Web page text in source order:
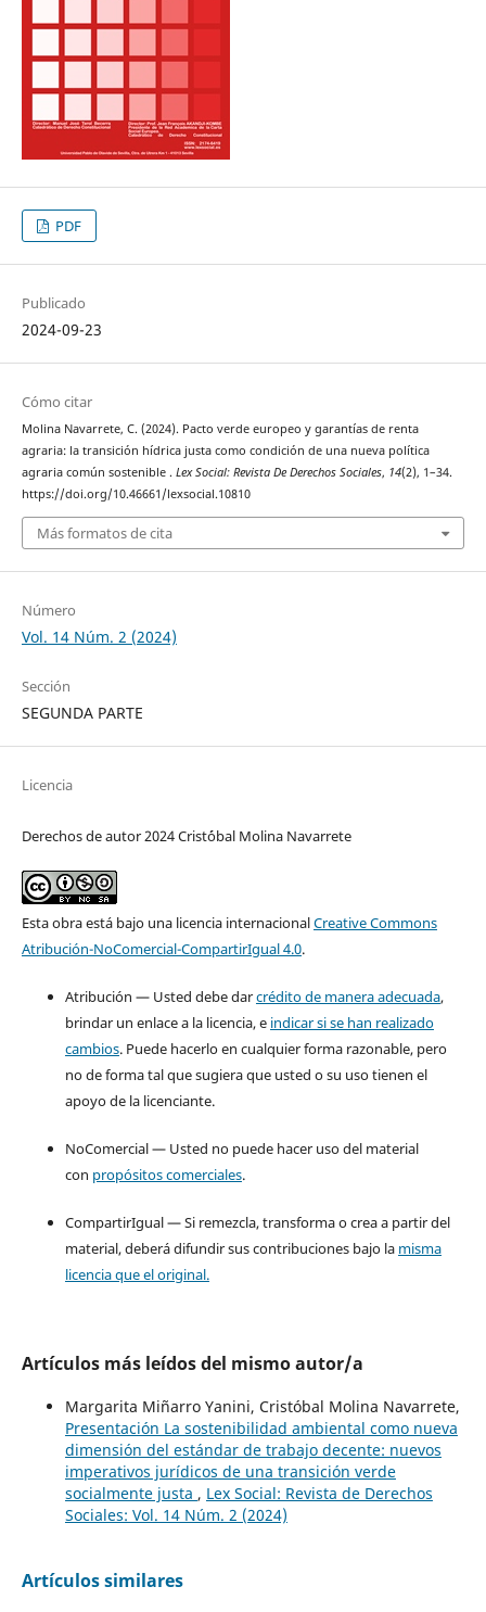
PDF
Publicado
2024-09-23
Cómo citar
Molina Navarrete, C. (2024). Pacto verde europeo y garantías de renta
agraria: la transición hídrica justa como condición de una nueva política
agraria común sostenible . Lex Social: Revista De Derechos Sociales, 14(2), 1–34.
https://doi.org/10.46661/lexsocial.10810
Más formatos de cita
Número
Vol. 14 Núm. 2 (2024)
Sección
SEGUNDA PARTE
Licencia
Derechos de autor 2024 Crist´óbal Molina Navarrete
Esta obra está bajo una licencia internacionalCreative Commons
Atribución-NoComercial-CompartirIgual 4.0.
Atribución — Usted debe darcrédito de manera adecuada,
brindar un enlace a la licencia, e indicar si se han realizado
cambios. Puede hacerlo en cualquier forma razonable, pero
no de forma tal que sugiera que usted o su uso tienen el
apoyo de la licenciante.
NoComercial — Usted no puede hacer uso del material
con propósitos comerciales.
CompartirIgual — Si remezcla, transforma o crea a partir del
material, deberá difundir sus contribuciones bajo la misma
licencia que el original.
Artículos más leídos del mismo autor/a
Margarita Miñarro Yanini, Cristóbal Molina Navarrete,
Presentación La sostenibilidad ambiental como nueva
dimensión del estándar de trabajo decente: nuevos
imperativos jurídicos de una transición verde
socialmente justa , Lex Social: Revista de Derechos
Sociales: Vol. 14 Núm. 2 (2024)
Artículos similares